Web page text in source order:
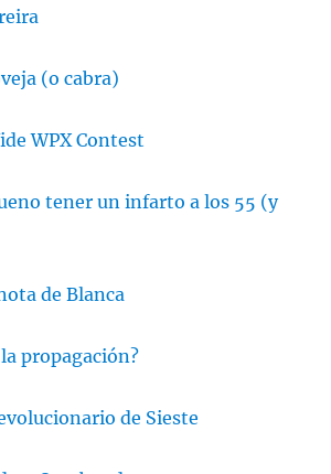
(o cabra)
WPX Contest
tener un infarto a los 55 (y
de Blanca
propagación?
de Sieste